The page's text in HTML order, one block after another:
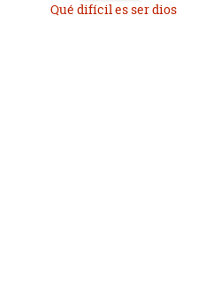
Qué difícil es ser dios